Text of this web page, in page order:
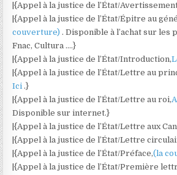
|{Appel à la justice de l’État/
|{Appel à la justice de l’État/Épitre au
couverture). Disponible à l’achat sur les
Fnac, Cultura ….}
|{Appel à la justice de l’État/Introduction,
|{Appel à la justice de l’État/Lettre au
Ici.}
|{Appel à la justice de l’État/Lettre au roi,
Disponible sur internet.}
|{Appel à la justice de l’État/Lettre aux
|{Appel à la justice de l’État/Lettre
|{Appel à la justice de l’État/Préface,(la
|{Appel à la justice de l’État/Première